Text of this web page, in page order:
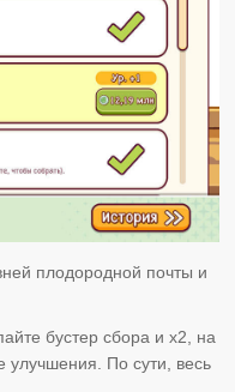
плодородной почты и
бустер сбора и x2, на
улучшения. По сути, весь